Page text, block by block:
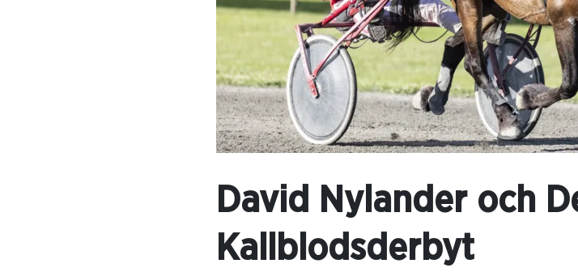
David Nylander och
Kallblodsderbyt